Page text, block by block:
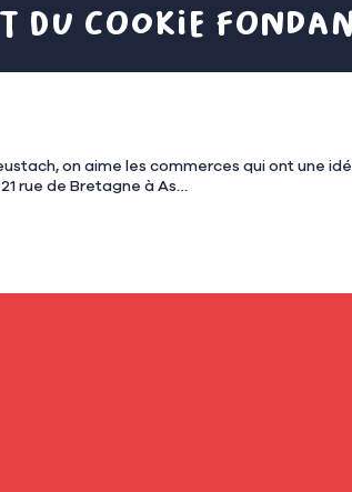
du cookie
rue de Bretagne à As…